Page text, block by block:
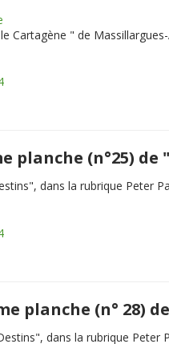
Cartagène " de
planche (n°25) de
dans la rubrique Peter
planche (n° 28)
dans la rubrique Peter